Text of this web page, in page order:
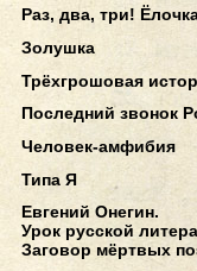
Раз, два, три!
Золушка
Трёхгрошовая
Последний звонок
Человек-амфибия
Типа Я
Евгений Онегин.
Урок русской
Заговор мёртвых